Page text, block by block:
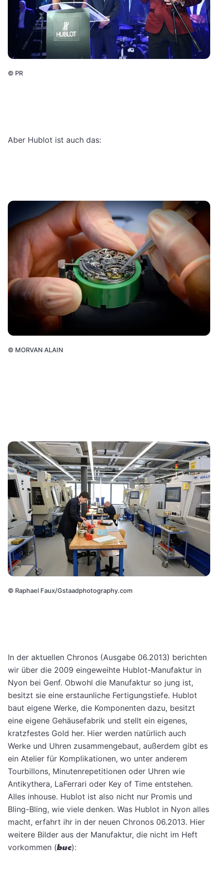
© PR
Aber Hublot ist auch das:
© MORVAN ALAIN
© Raphael Faux/Gstaadphotography.com
In der aktuellen Chronos (Ausgabe 06.2013) berichten
wir über die 2009 eingeweihte Hublot-Manufaktur in
Nyon bei Genf. Obwohl die Manufaktur so jung ist,
besitzt sie eine erstaunliche Fertigungstiefe. Hublot
baut eigene Werke, die Komponenten dazu, besitzt
eine eigene Gehäusefabrik und stellt ein eigenes,
kratzfestes Gold her. Hier werden natürlich auch
Werke und Uhren zusammengebaut, außerdem gibt es
ein Atelier für Komplikationen, wo unter anderem
Tourbillons, Minutenrepetitionen oder Uhren wie
Antikythera, LaFerrari oder Key of Time entstehen.
Alles inhouse. Hublot ist also nicht nur Promis und
Bling-Bling, wie viele denken. Was Hublot in Nyon alles
macht, erfahrt ihr in der neuen Chronos 06.2013. Hier
weitere Bilder aus der Manufaktur, die nicht im Heft
vorkommen (buc):